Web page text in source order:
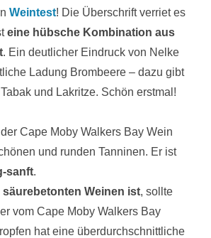
Weintest! Die Überschrift verriet es
eine hübsche Kombination aus
. Ein deutlicher Eindruck von Nelke
Ladung Brombeere – dazu gibt
und Lakritze. Schön erstmal!
Cape Moby Walkers Bay Wein
und runden Tanninen. Er ist
sanft.
Weinen ist, sollte
vom Cape Moby Walkers Bay
hat eine überdurchschnittliche